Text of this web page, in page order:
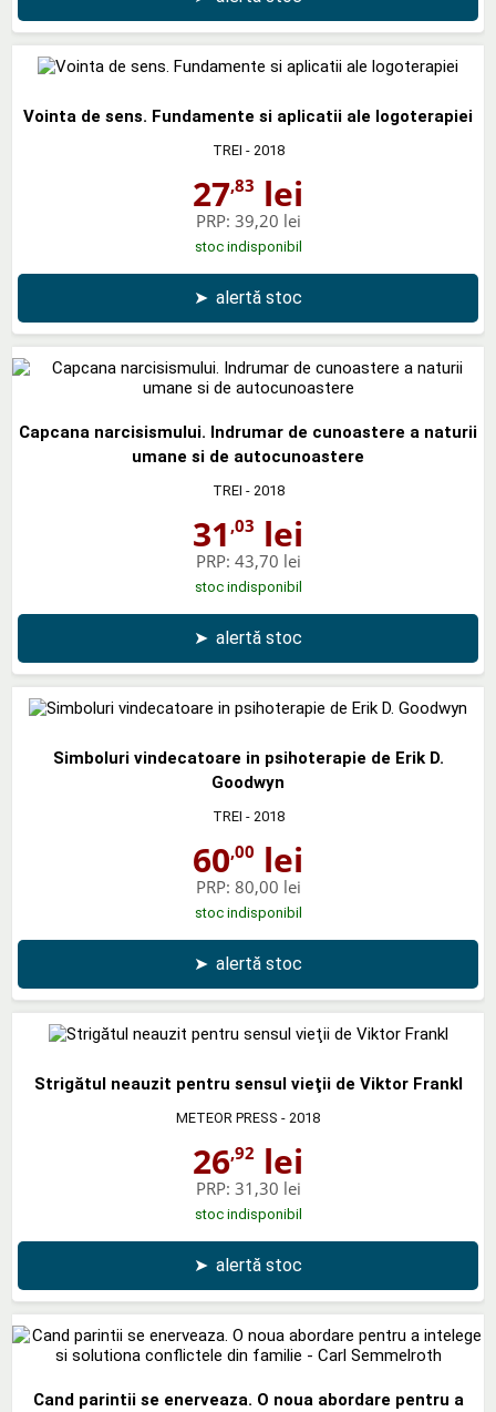
Vointa de sens. Fundamente si aplicatii ale logoterapiei
TREI - 2018
27,83 lei
PRP: 39,20 lei
stoc indisponibil
➤ alertă stoc
Capcana narcisismului. Indrumar de cunoastere a naturii
umane si de autocunoastere
TREI - 2018
31 ,03 lei
PRP: 43,70 lei
stoc indisponibil
➤ alertă stoc
Simboluri vindecatoare in psihoterapie de Erik D.
Goodwyn
TREI - 2018
60,00 lei
PRP: 80,00 lei
stoc indisponibil
➤ alertă stoc
Strigătul neauzit pentru sensul vieţii de Viktor Frankl
METEOR PRESS - 2018
26,92 lei
PRP: 31,30 lei
stoc indisponibil
➤ alertă stoc
Cand parintii se enerveaza. O noua abordare pentru a